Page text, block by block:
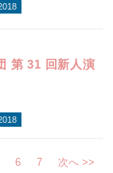
第 31 回新人演
6 7 次へ >>